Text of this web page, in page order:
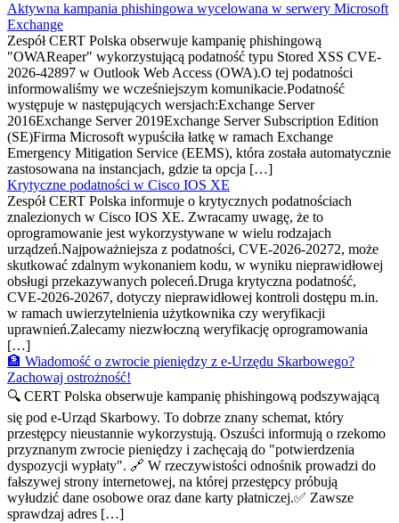
Aktywna kampania phishingowa wycelowana w serwery Microsoft
Exchange
Zespół CERT Polska obserwuje kampanię phishingową
"OWAReaper" wykorzystującą podatność typu Stored XSS CVE-
2026-42897 w Outlook Web Access (OWA).O tej podatności
informowaliśmy we wcześniejszym komunikacie.Podatność
występuje w następujących wersjach:Exchange Server
2016Exchange Server 2019Exchange Server Subscription Edition
(SE)Firma Microsoft wypuściła łatkę w ramach Exchange
Emergency Mitigation Service (EEMS), która została automatycznie
zastosowana na instancjach, gdzie ta opcja […]
Krytyczne podatności w Cisco IOS XE
Zespół CERT Polska informuje o krytycznych podatnościach
znalezionych w Cisco IOS XE. Zwracamy uwagę, że to
oprogramowanie jest wykorzystywane w wielu rodzajach
urządzeń.Najpoważniejsza z podatności, CVE-2026-20272, może
skutkować zdalnym wykonaniem kodu, w wyniku nieprawidłowej
obsługi przekazywanych poleceń.Druga krytyczna podatność,
CVE-2026-20267, dotyczy nieprawidłowej kontroli dostępu m.in.
w ramach uwierzytelnienia użytkownika czy weryfikacji
uprawnień.Zalecamy niezwłoczną weryfikację oprogramowania
[…]
🏦 Wiadomość o zwrocie pieniędzy z e-Urzędu Skarbowego?
Zachowaj ostrożność!
🔍 CERT Polska obserwuje kampanię phishingową podszywającą
się pod e-Urząd Skarbowy. To dobrze znany schemat, który
przestępcy nieustannie wykorzystują. Oszuści informują o rzekomo
przyznanym zwrocie pieniędzy i zachęcają do "potwierdzenia
dyspozycji wypłaty". 🔗 W rzeczywistości odnośnik prowadzi do
fałszywej strony internetowej, na której przestępcy próbują
wyłudzić dane osobowe oraz dane karty płatniczej.✅ Zawsze
sprawdzaj adres […]